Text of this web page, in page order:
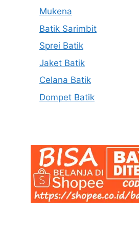
Mukena
Batik Sarimbit
Sprei Batik
Jaket Batik
Celana Batik
Dompet Batik